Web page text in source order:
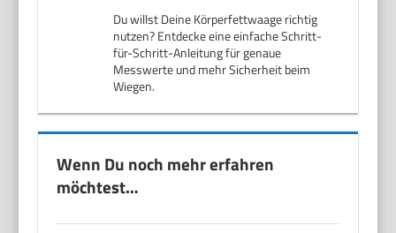
Du willst Deine Körperfettwaage richtig
nutzen? Entdecke eine einfache Schritt-
für-Schritt-Anleitung für genaue
Messwerte und mehr Sicherheit beim
Wiegen.
Wenn Du noch mehr erfahren
möchtest…